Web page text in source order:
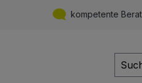
kompetente